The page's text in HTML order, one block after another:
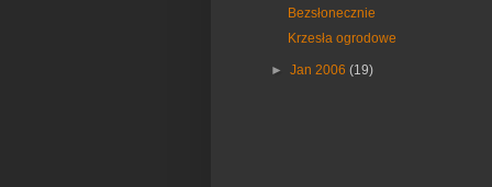
Bezsłonecznie
Krzesła ogrodowe
►Jan 2006(19)